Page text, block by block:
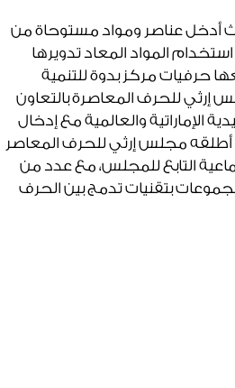
المعاصرة على مساحة 40 متر مربع، حيث أدخل عناصر ومواد مستوحاة من
المواد المعاد تدويرها
حرفيات مركز بدوة للتنمية
إرثي للحرف المعاصرة بالتعاون
الإماراتية والعالمية مع إدخال
أطلقه مجلس إرثي للحرف المعاصر
التابع للمجلس، مع عدد من
مجموعات بتقنيات تدمج بين الحرف